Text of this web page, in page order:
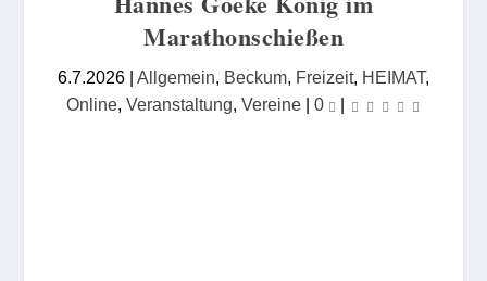
Marathonschießen
6.7.2026 | Allgemein, Beckum, Freizeit, HEIMAT,
Online, Veranstaltung, Vereine | 0 |